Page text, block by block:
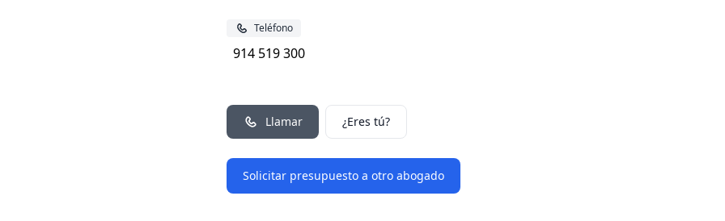
Teléfono
914 519 300
Llamar ¿Eres tú?
Solicitar presupuesto a otro abogado